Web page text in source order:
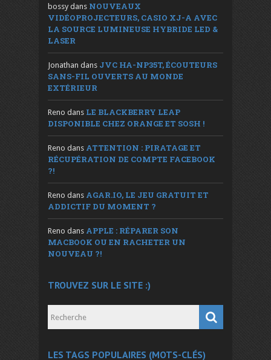
bossy dans NOUVEAUX
VIDÉOPROJECTEURS, CASIO XJ-A AVEC
LA SOURCE LUMINEUSE HYBRIDE LED &
LASER
Jonathan dans JVC HA-NP35T, ÉCOUTEURS
SANS-FIL OUVERTS AU MONDE
EXTÉRIEUR
Reno dans LE BLACKBERRY LEAP
DISPONIBLE CHEZ ORANGE ET SOSH !
Reno dans ATTENTION : PIRATAGE ET
RÉCUPÉRATION DE COMPTE FACEBOOK
?!
Reno dans AGAR.IO, LE JEU GRATUIT ET
ADDICTIF DU MOMENT ?
Reno dans APPLE : RÉPARER SON
MACBOOK OU EN RACHETER UN
NOUVEAU ?!
TROUVEZ SUR LE SITE :)
LES TAGS POPULAIRES (MOTS-CLÉS)